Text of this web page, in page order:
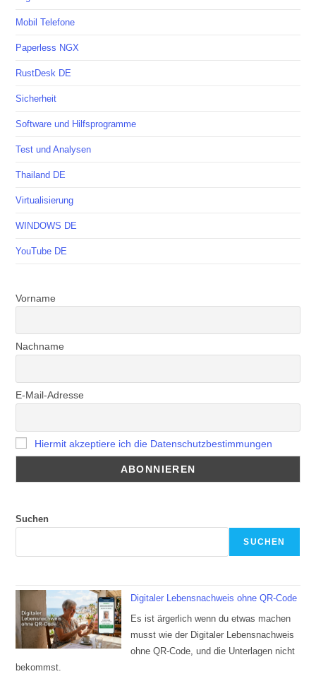
Mobil Telefone
Paperless NGX
RustDesk DE
Sicherheit
Software und Hilfsprogramme
Test und Analysen
Thailand DE
Virtualisierung
WINDOWS DE
YouTube DE
Vorname
Nachname
E-Mail-Adresse
Hiermit akzeptiere ich die Datenschutzbestimmungen
Suchen
SUCHEN
Digitaler Lebensnachweis ohne QR-Code
Es ist ärgerlich wenn du etwas machen
musst wie der Digitaler Lebensnachweis
ohne QR-Code, und die Unterlagen nicht
bekommst.